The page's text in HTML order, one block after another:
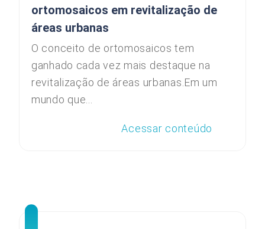
ortomosaicos em revitalização de
áreas urbanas
O conceito de ortomosaicos tem
ganhado cada vez mais destaque na
revitalização de áreas urbanas.Em um
mundo que...
Acessar conteúdo